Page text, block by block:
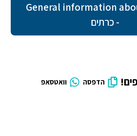
General information
- כרתים
הדפסה וואטסאפ